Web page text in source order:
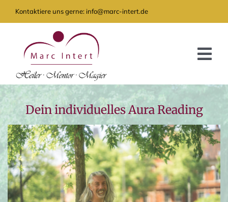
Zum
Inhalt
Kontaktiere uns gerne: info@marc-intert.de
GRATIS
ANGEBOT
AKTUELLES
ÜBER MICH
KONTAKT
Dein individuelles Aura Reading